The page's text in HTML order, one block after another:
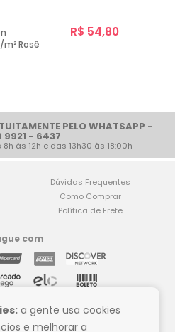
Rosê
R$ 54,80
PELO WHATSAPP -
9921 - 6437
às 12h e das 13h30 às 18:00h
Dúvidas Frequentes
Como Comprar
Política de Frete
com
tranquilo
a gente usa cookies
e melhorar a